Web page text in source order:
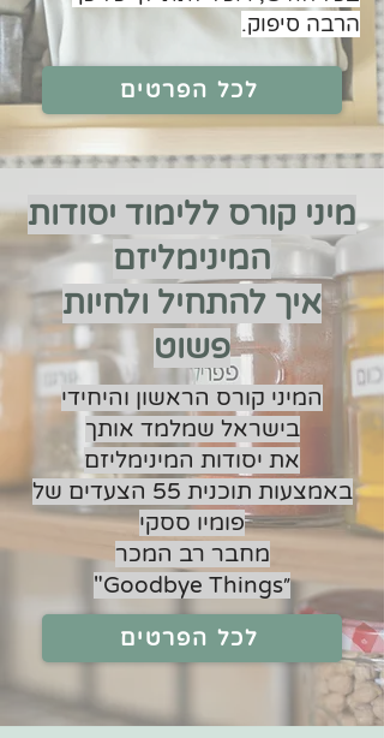
הרבה סיפוק.
לכל הפרטים
מיני קורס ללימוד יסודות
המינימליזם
איך להתחיל ולחיות
פשוט
המיני קורס הראשון והיחידי
בישראל שמלמד אותך
את יסודות המינימליזם
באמצעות תוכנית 55 הצעדים של
פומיו ססקי
מחבר רב המכר
״Goodbye Things"
לכל הפרטים